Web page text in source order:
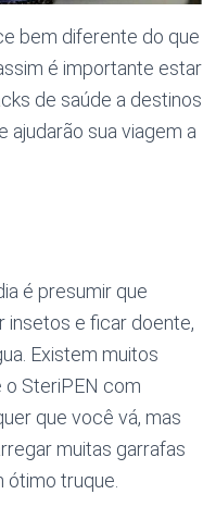
bem diferente do que
é importante estar
de saúde a destinos
ajudarão sua viagem a
é presumir que
insetos e ficar doente,
Existem muitos
SteriPEN com
que você vá, mas
muitas garrafas
truque.